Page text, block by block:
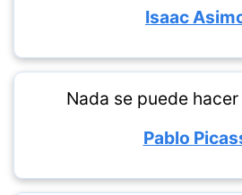
Isaac
Nada se puede
Pablo